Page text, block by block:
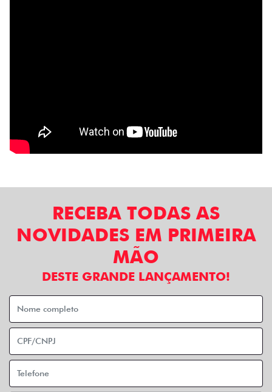
RECEBA TODAS AS
NOVIDADES EM PRIMEIRA
MÃO
DESTE GRANDE LANÇAMENTO!